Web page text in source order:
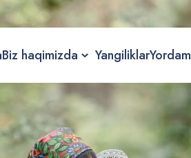
Biz haqimizda YangiliklarYordam